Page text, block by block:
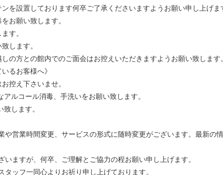
を設置しております何卒ご了承くださいますようお願い申し上げま
お願い致します。
す。
します。
の方との館内でのご面会はお控えいただきますようお願い致します。
るお客様へ》
控え下さいませ。
ルコール消毒、手洗いをお願い致します。
します。
営業時間変更、サービスの形式に随時変更がございます。最新の
ますが、何卒、ご理解とご協力の程お願い申し上げます。
ッフ一同心よりお祈り申し上げております。